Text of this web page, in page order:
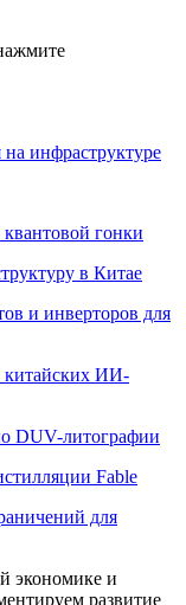
инфраструктуре
гонки
в Китае
и инверторов для
китайских ИИ-
DUV-литографии
Fable
для
экономике и
развитие